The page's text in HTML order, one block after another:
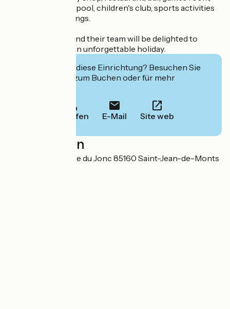
heated swimming pool, children's club, sports activities
and themed evenings.
Vanessa, Dorine and their team will be delighted to
welcome you for an unforgettable holiday.
Interessiert Sie diese Einrichtung? Besuchen Sie
deren Website zum Buchen oder für mehr
Anrufen E-Mail Site web
Localisation
Chemin de la Parée du Jonc 85160 Saint-Jean-de-Monts